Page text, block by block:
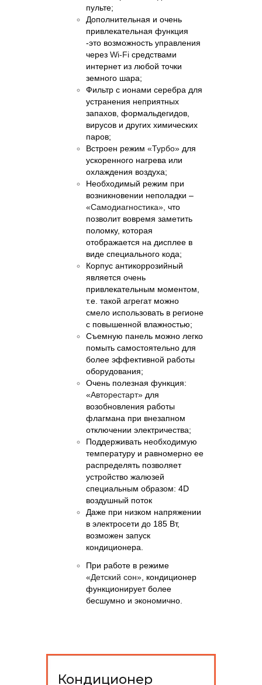
пульте;
Дополнительная и очень
привлекательная функция
-это возможность управления
через Wi-Fi средствами
интернет из любой точки
земного шара;
Фильтр с ионами серебра для
устранения неприятных
запахов, формальдегидов,
вирусов и других химических
паров;
Встроен режим «Турбо» для
ускоренного нагрева или
охлаждения воздуха;
Необходимый режим при
возникновении неполадки –
«Самодиагностика», что
позволит вовремя заметить
поломку, которая
отображается на дисплее в
виде специального кода;
Корпус антикоррозийный
является очень
привлекательным моментом,
т.е. такой агрегат можно
смело использовать в регионе
с повышенной влажностью;
Съемную панель можно легко
помыть самостоятельно для
более эффективной работы
оборудования;
Очень полезная функция:
«Авторестарт» для
возобновления работы
флагмана при внезапном
отключении электричества;
Поддерживать необходимую
температуру и равномерно ее
распределять позволяет
устройство жалюзей
специальным образом: 4D
воздушный поток
Даже при низком напряжении
в электросети до 185 Вт,
возможен запуск
кондиционера.
При работе в режиме
«Детский сон» , кондиционер
функционирует более
бесшумно и экономично.
Кондиционер